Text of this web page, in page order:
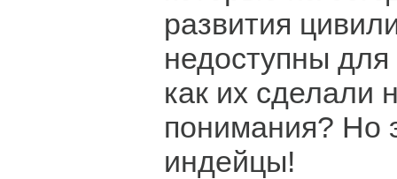
развития
недоступны
как их сделали
понимания? Но
индейцы!